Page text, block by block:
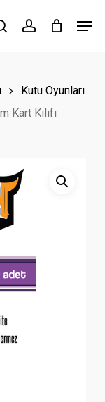
searchaccount
Kutu Oyunları
Kart Kılıfı